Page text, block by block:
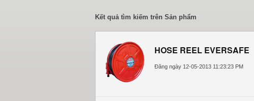
Kết quả tìm kiếm trên Sản phẩm
HOSE REEL EVERSAFE
Đăng ngày 12-05-2013 11:23:23 PM